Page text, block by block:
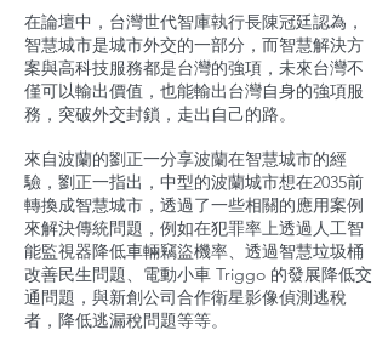
在論壇中，台灣世代智庫執行長陳冠廷認為，
智慧城市是城市外交的一部分，而智慧解決方
案與高科技服務都是台灣的強項，未來台灣不
僅可以輸出價值，也能輸出台灣自身的強項服
務，突破外交封鎖，走出自己的路。
來自波蘭的劉正一分享波蘭在智慧城市的經
驗，劉正一指出，中型的波蘭城市想在2035前
轉換成智慧城市，透過了一些相關的應用案例
來解決傳統問題，例如在犯罪率上透過人工智
能監視器降低車輛竊盜機率、透過智慧垃圾桶
改善民生問題、電動小車 Triggo 的發展降低交
通問題，與新創公司合作衛星影像偵測逃稅
者，降低逃漏稅問題等等。